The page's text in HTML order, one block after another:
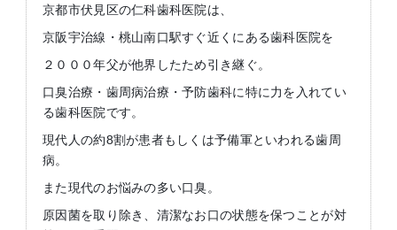
京都市伏見区の仁科歯科医院は、
京阪宇治線・桃山南口駅すぐ近くにある歯科医院を
２０００年父が他界したため引き継ぐ。
口臭治療・歯周病治療・予防歯科に特に力を入れてい
る歯科医院です。
現代人の約8割が患者もしくは予備軍といわれる歯周
病。
また現代のお悩みの多い口臭。
原因菌を取り除き、清潔なお口の状態を保つことが対